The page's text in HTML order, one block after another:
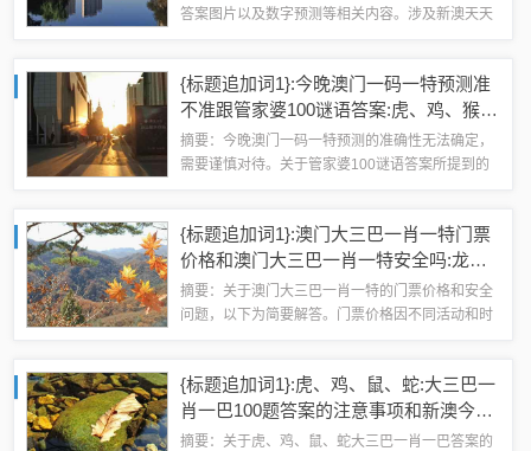
答案图片以及数字预测等相关内容。涉及新澳天天
读者在推广过程中要小心言过其实，避免夸大...
{标题追加词1}:今晚澳门一码一特预测准
不准跟管家婆100谜语答案:虎、鸡、猴、
猪领域解答、专家解析解释与落实​-留心
误导的假宣传单
摘要：今晚澳门一码一特预测的准确性无法确定，
需要谨慎对待。关于管家婆100谜语答案所提到的
免产生不必要的损失。建议在做出决策前多...
{标题追加词1}:澳门大三巴一肖一特门票
价格和澳门大三巴一肖一特安全吗:龙、
羊、马、鸡-预案解答、解释与落实,留心
欺诈性营销
摘要：关于澳门大三巴一肖一特的门票价格和安全
问题，以下为简要解答。门票价格因不同活动和时
台，避免欺诈性营销。对于生肖相关的旅游项...
{标题追加词1}:虎、鸡、鼠、蛇:大三巴一
肖一巴100题答案的注意事项和新澳今晚
一肖一特预测和香港和杜绝虚假的假宣
摘要：关于虎、鸡、鼠、蛇大三巴一肖一巴答案的